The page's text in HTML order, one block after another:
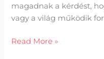
magadnak a kérdést,
vagy a világ működik
Read More »